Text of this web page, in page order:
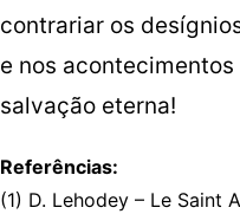
contrariar os
e nos
salvação eterna!
Referências:
(1) D. Lehodey – Le Saint